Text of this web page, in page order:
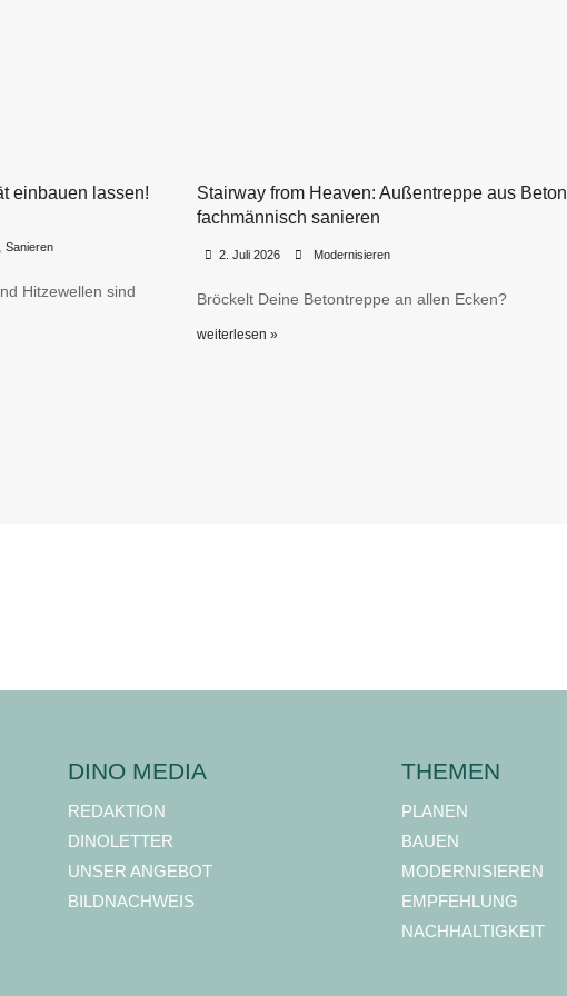
einbauen lassen!
Sanieren
Hitzewellen sind
Stairway from Heaven: Außentreppe aus Beton
fachmännisch sanieren
2. Juli 2026 Modernisieren
Bröckelt Deine Betontreppe an allen Ecken?
weiterlesen »
DINO MEDIA
REDAKTION
DINOLETTER
UNSER ANGEBOT
BILDNACHWEIS
THEMEN
PLANEN
BAUEN
MODERNISIEREN
EMPFEHLUNG
NACHHALTIGKEIT